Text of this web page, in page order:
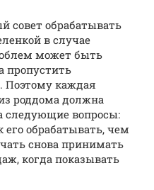
совет обрабатывать
в случае
может быть
пропустить
Поэтому каждая
роддома должна
следующие вопросы:
обрабатывать, чем
снова принимать
когда показывать